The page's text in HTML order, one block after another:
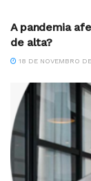
A pandemia
de alta?
18 DE NOVEMBRO